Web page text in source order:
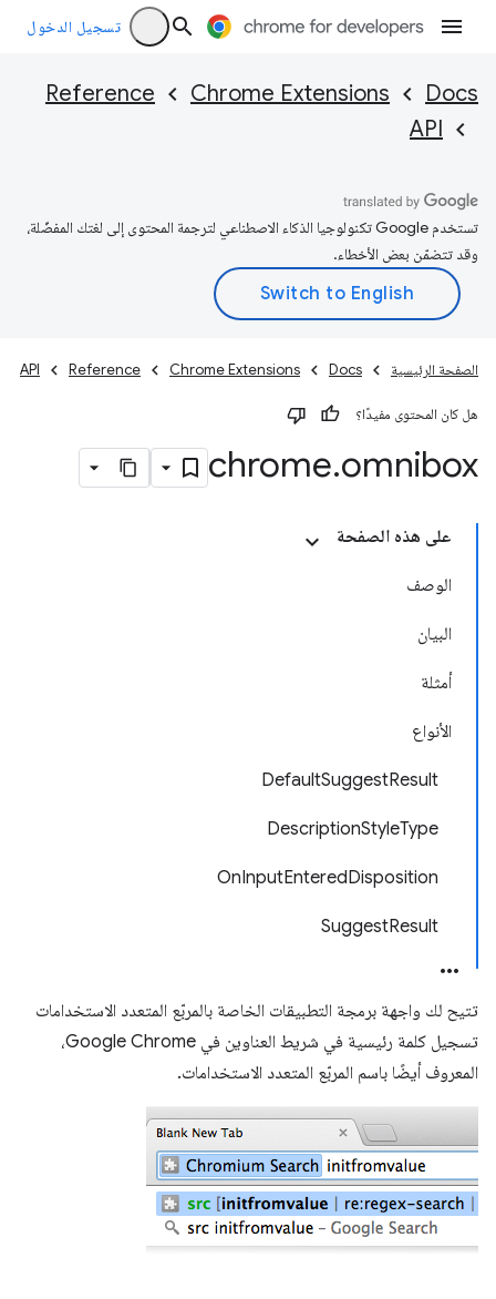
تسجيل الدخول
Docs
Chrome Extensions
Reference
API
تستخدم Google تكنولوجيا الذكاء الاصطناعي لترجمة المحتوى إلى لغتك المفضّلة،
وقد تتضمّن بعض الأخطاء.
الصفحة الرئيسية Docs
Chrome Extensions
Reference
API
هل كان المحتوى مفيدًا؟
chrome.omnibox
على هذه الصفحة
الوصف
البيان
أمثلة
الأنواع
DefaultSuggestResult
DescriptionStyleType
OnInputEnteredDisposition
SuggestResult
تتيح لك واجهة برمجة التطبيقات الخاصة بالمربّع المتعدد الاستخدامات
تسجيل كلمة رئيسية في شريط العناوين في Google Chrome،
المعروف أيضًا باسم المربّع المتعدد الاستخدامات.